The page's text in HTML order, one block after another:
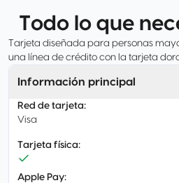
Todo lo que
Tarjeta diseñada para personas
una línea de crédito con la tarjeta
Información principal
Red de tarjeta:
Visa
Tarjeta física:
Apple Pay: